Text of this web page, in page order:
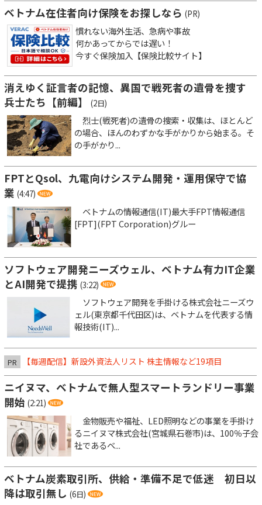
ベトナム在住者向け保険をお探しなら (PR)
慣れない海外生活、急病や事故
何かあってからでは遅い！
今すぐ保険加入【保険比較サイト】
消えゆく証言者の記憶、異国で戦死者の遺骨を捜す
兵士たち【前編】
(2日)
烈士(戦死者)の遺骨の捜索・収集は、ほとんど
の場合、ほんのわずかな手がかりから始まる。そ
の手がかり...
FPTとQsol、九電向けシステム開発・運用保守で協
業 (4:47)
ベトナムの情報通信(IT)最大手FPT情報通信
[FPT](FPT Corporation)グルー
ソフトウェア開発ニーズウェル、ベトナム有力IT企業
とAI開発で提携 (3:22)
ソフトウェア開発を手掛ける株式会社ニーズウ
ェル(東京都千代田区)は、ベトナムを代表する情
報技術(IT)...
PR 【毎週配信】新設外資法人リスト 株主情報など19項目
ニイヌマ、ベトナムで無人型スマートランドリー事業
開始 (2:21)
金物販売や福祉、LED照明などの事業を手掛け
るニイヌマ株式会社(宮城県石巻市)は、100％子会
社であるベ...
ベトナム炭素取引所、供給・準備不足で低迷 初日以
降は取引無し (6日)